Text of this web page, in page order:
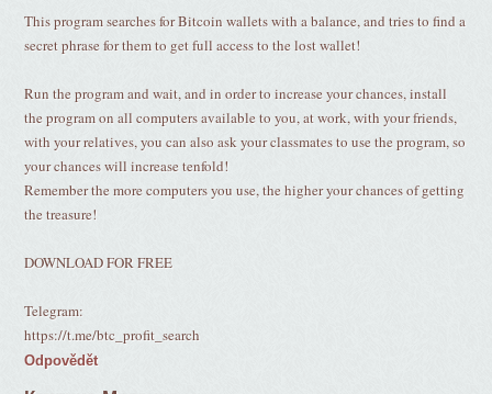
This program searches for Bitcoin wallets with a balance, and tries to find a
secret phrase for them to get full access to the lost wallet!
Run the program and wait, and in order to increase your chances, install
the program on all computers available to you, at work, with your friends,
with your relatives, you can also ask your classmates to use the program, so
your chances will increase tenfold!
Remember the more computers you use, the higher your chances of getting
the treasure!
DOWNLOAD FOR FREE
Telegram:
https://t.me/btc_profit_search
Odpovědět